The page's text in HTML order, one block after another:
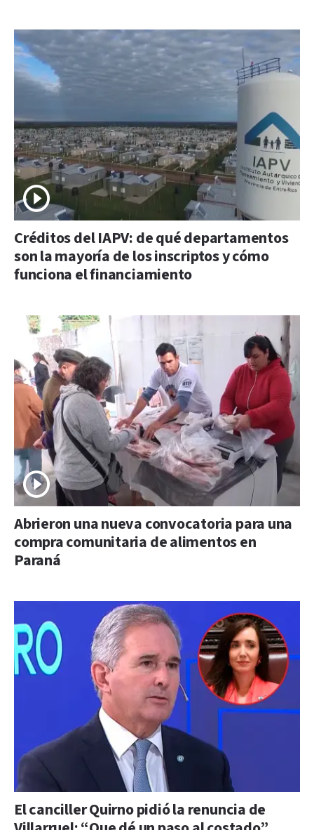
Créditos del IAPV: de qué departamentos
son la mayoría de los inscriptos y cómo
funciona el financiamiento
Abrieron una nueva convocatoria para una
compra comunitaria de alimentos en
Paraná
El canciller Quirno pidió la renuncia de